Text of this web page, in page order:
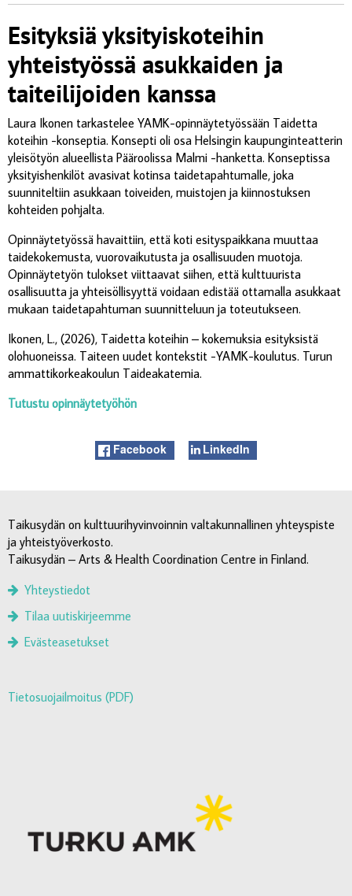
Esityksiä yksityiskoteihin
yhteistyössä asukkaiden ja
taiteilijoiden kanssa
Laura Ikonen tarkastelee YAMK-opinnäytetyössään Taidetta
koteihin -konseptia. Konsepti oli osa Helsingin kaupunginteatterin
yleisötyön alueellista Pääroolissa Malmi -hanketta. Konseptissa
yksityishenkilöt avasivat kotinsa taidetapahtumalle, joka
suunniteltiin asukkaan toiveiden, muistojen ja kiinnostuksen
kohteiden pohjalta.
Opinnäytetyössä havaittiin, että koti esityspaikkana muuttaa
taidekokemusta, vuorovaikutusta ja osallisuuden muotoja.
Opinnäytetyön tulokset viittaavat siihen, että kulttuurista
osallisuutta ja yhteisöllisyyttä voidaan edistää ottamalla asukkaat
mukaan taidetapahtuman suunnitteluun ja toteutukseen.
Ikonen, L., (2026), Taidetta koteihin – kokemuksia esityksistä
olohuoneissa. Taiteen uudet kontekstit -YAMK-koulutus. Turun
ammattikorkeakoulun Taideakatemia.
Tutustu opinnäytetyöhön
Facebook LinkedIn
Taikusydän on kulttuurihyvinvoinnin valtakunnallinen yhteyspiste
ja yhteistyöverkosto.
Taikusydän – Arts & Health Coordination Centre in Finland.
Yhteystiedot
Tilaa uutiskirjeemme
Evästeasetukset
Tietosuojailmoitus (PDF)